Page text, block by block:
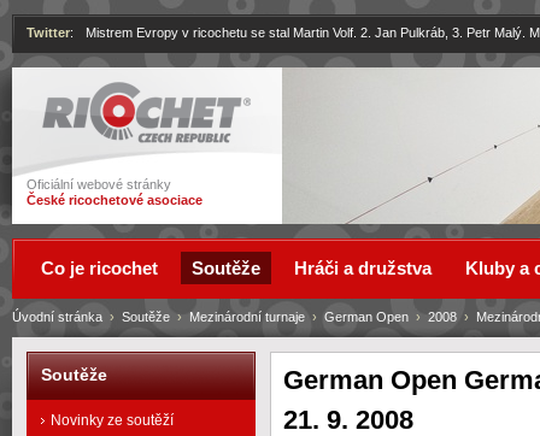
Ricochet
Oficiální webové stránky
České ricochetové asociace
Twitter: Mistrem Evropy v ricochetu se stal Martin Volf. 2. Jan Pulkráb, 3. Petr Malý.
German Open
21. 9. 2008
Úvodní stránka › Soutěže › Mezinárodní turnaje › German Open › 2008 ›
Co je ricochet Soutěže Hráči a družstva Kluby a
Soutěže
Novinky ze soutěží